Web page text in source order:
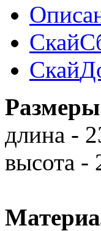
Скай
Скай
длина -
высота -